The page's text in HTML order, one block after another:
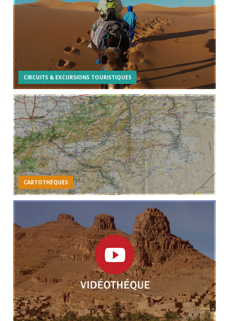
CIRCUITS & EXCURSIONS TOURISTIQUES
CARTOTHÉQUES